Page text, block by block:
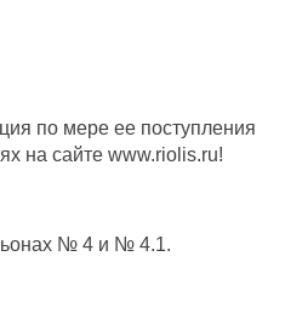
по мере ее поступления
на сайте www.riolis.ru!
№ 4 и № 4.1.